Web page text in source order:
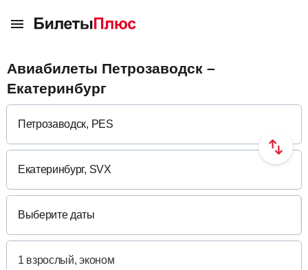
Авиабилеты Петрозаводск –
Екатеринбург
Выберите даты